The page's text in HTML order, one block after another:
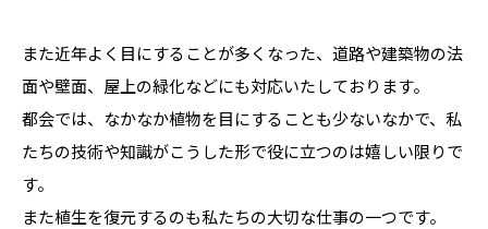
また近年よく目にすることが多くなった、道路や建築物の法
面や壁面、屋上の緑化などにも対応いたしております。
都会では、なかなか植物を目にすることも少ないなかで、私
たちの技術や知識がこうした形で役に立つのは嬉しい限りで
す。
また植生を復元するのも私たちの大切な仕事の一つです。